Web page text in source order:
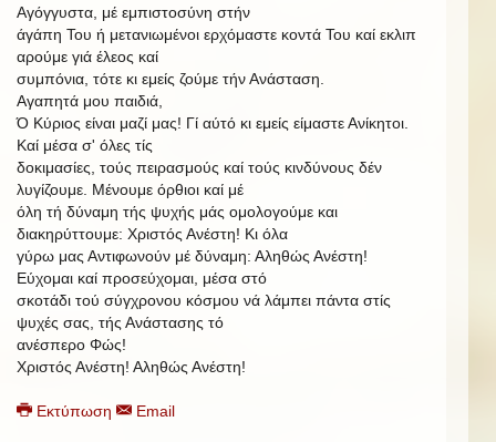
Αγόγγυστα, μέ εμπιστοσύνη στήν
άγάπη Του ή μετανιωμένοι ερχόμαστε κοντά Του καί εκλιπ
αρούμε γιά έλεος καί
συμπόνια, τότε κι εμείς ζούμε τήν Ανάσταση.
Αγαπητά μου παιδιά,
Ό Κύριος είναι μαζί μας! Γί αύτό κι εμείς είμαστε Ανίκητοι.
Καί μέσα σ' όλες τίς
δοκιμασίες, τούς πειρασμούς καί τούς κινδύνους δέν
λυγίζουμε. Μένουμε όρθιοι καί μέ
όλη τή δύναμη τής ψυχής μάς ομολογούμε και
διακηρύττουμε: Χριστός Ανέστη! Κι όλα
γύρω μας Αντιφωνούν μέ δύναμη: Αληθώς Ανέστη!
Εύχομαι καί προσεύχομαι, μέσα στό
σκοτάδι τού σύγχρονου κόσμου νά λάμπει πάντα στίς
ψυχές σας, τής Ανάστασης τό
ανέσπερο Φώς!
Χριστός Ανέστη! Αληθώς Ανέστη!
Εκτύπωση Email